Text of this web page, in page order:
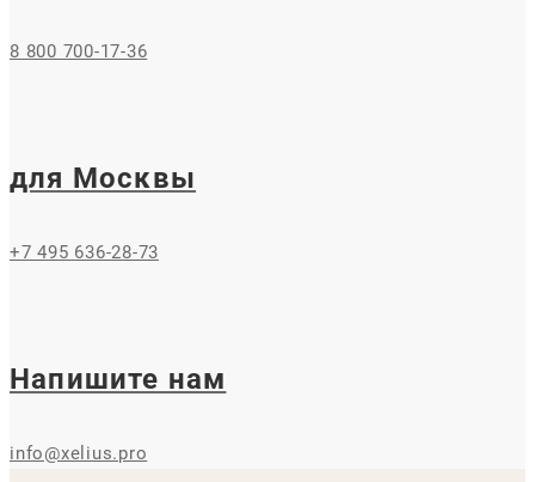
8 800 700-17-36
для Москвы
+7 495 636-28-73
Напишите нам
info@xelius.pro